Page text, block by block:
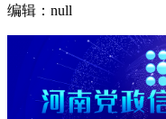
编辑：null